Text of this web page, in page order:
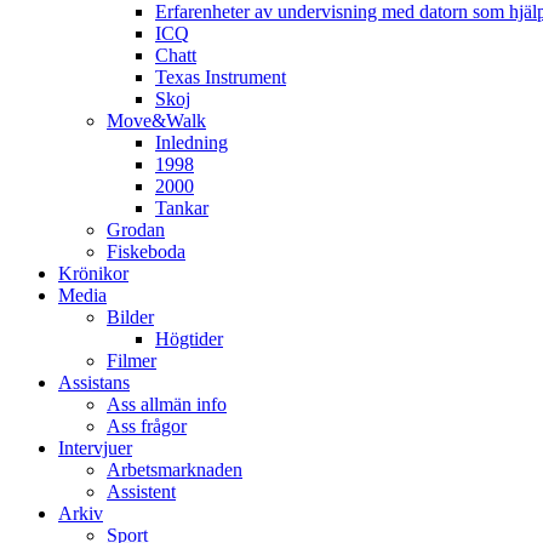
Erfarenheter av undervisning med datorn som
ICQ
Chatt
Texas Instrument
Skoj
Move&Walk
Inledning
1998
2000
Tankar
Grodan
Fiskeboda
Krönikor
Media
Bilder
Högtider
Filmer
Assistans
Ass allmän info
Ass frågor
Intervjuer
Arbetsmarknaden
Assistent
Arkiv
Sport